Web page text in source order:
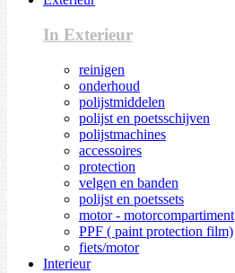
In Exterieur
reinigen
onderhoud
polijstmiddelen
polijst en poetsschijven
polijstmachines
accessoires
protection
velgen en banden
polijst en poetssets
motor - motorcompartiment
PPF ( paint protection film)
fiets/motor
Interieur